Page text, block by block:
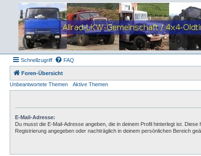
Schnellzugriff FAQ
Foren-Übersicht
Unbeantwortete Themen
Aktive Themen
E-Mail-Adresse:
Du musst die E-Mail-Adresse angeben, die in deinem Profil hinterlegt ist. Diese
Registrierung angegeben oder nachträglich in deinem persönlichen Bereich